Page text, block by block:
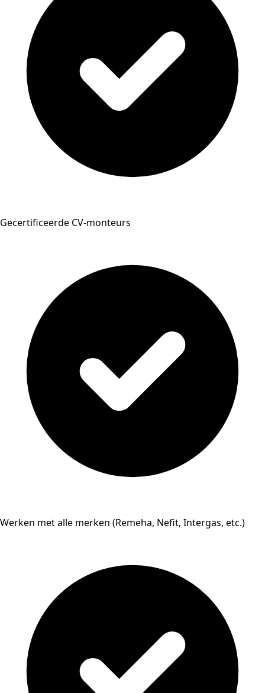
Gecertificeerde CV-monteurs
Werken met alle merken (Remeha, Nefit, Intergas, etc.)